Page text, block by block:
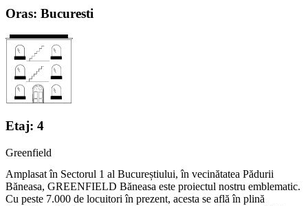
Oras: Bucuresti
Etaj: 4
Greenfield
Amplasat în Sectorul 1 al Bucureștiului, în vecinătatea Pădurii
Băneasa, GREENFIELD Băneasa este proiectul nostru emblematic.
Cu peste 7.000 de locuitori în prezent, acesta se află în plină